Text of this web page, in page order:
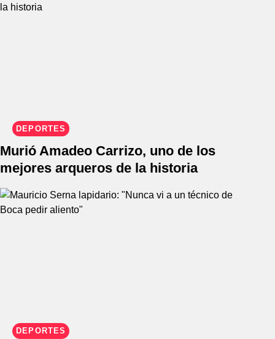
DEPORTES
Murió Amadeo Carrizo, uno de los
mejores arqueros de la historia
DEPORTES